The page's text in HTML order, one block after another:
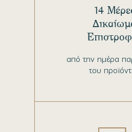
από την ημέρα
του
14